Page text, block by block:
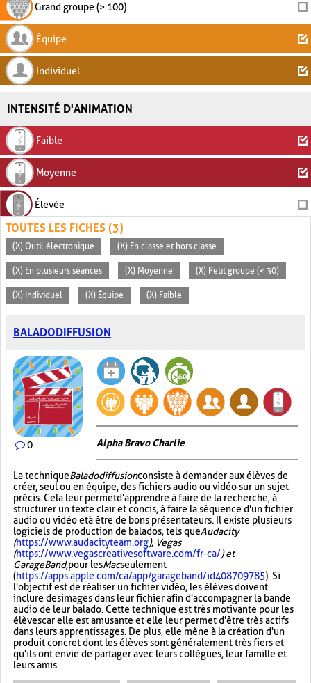
Grand groupe (> 100)
Équipe
Individuel
INTENSITÉ D'ANIMATION
Faible
Moyenne
Élevée
TOUTES LES FICHES (3)
(X) Outil électronique (X) En classe et hors classe
(X) En plusieurs séances (X) Moyenne (X) Petit groupe (< 30)
(X) Individuel (X) Équipe (X) Faible
BALADODIFFUSION
0 Alpha Bravo Charlie
La techniqueBaladodiffusionconsiste à demander aux élèves de
créer, seul ou en équipe, des fichiers audio ou vidéo sur un sujet
précis. Cela leur permet d'apprendre à faire de la recherche, à
structurer un texte clair et concis, à faire la séquence d'un fichier
audio ou vidéo et à être de bons présentateurs. Il existe plusieurs
logiciels de production de balados, tels queAudacity
(https://www.audacityteam.org), Vegas
(https://www.vegascreativesoftware.com/fr-ca/) et
GarageBand,pour lesMacseulement
(https://apps.apple.com/ca/app/garageband/id408709785). Si
l'objectif est de réaliser un fichier vidéo, les élèves doivent
inclure des images dans leur fichier afin d'accompagner la bande
audio de leur balado. Cette technique est très motivante pour les
élèves car elle est amusante et elle leur permet d'être très actifs
dans leurs apprentissages. De plus, elle mène à la création d'un
produit concret dont les élèves sont généralement très fiers et
qu'ils ont envie de partager avec leurs collègues, leur famille et
leurs amis.